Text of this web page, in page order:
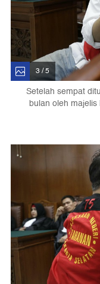
3 / 5
Setelah sempat
bulan oleh